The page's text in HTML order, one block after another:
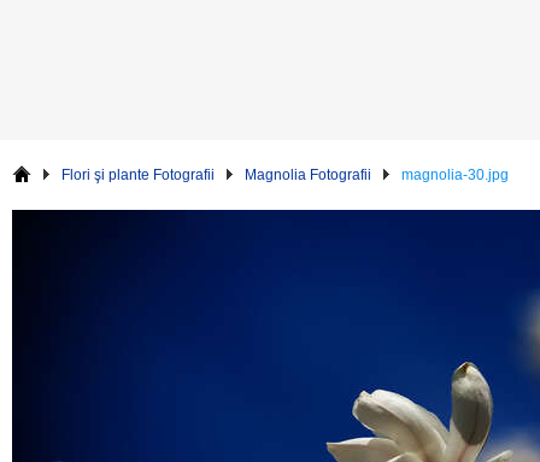
Flori şi plante Fotografii Magnolia Fotografii magnolia-30.jpg